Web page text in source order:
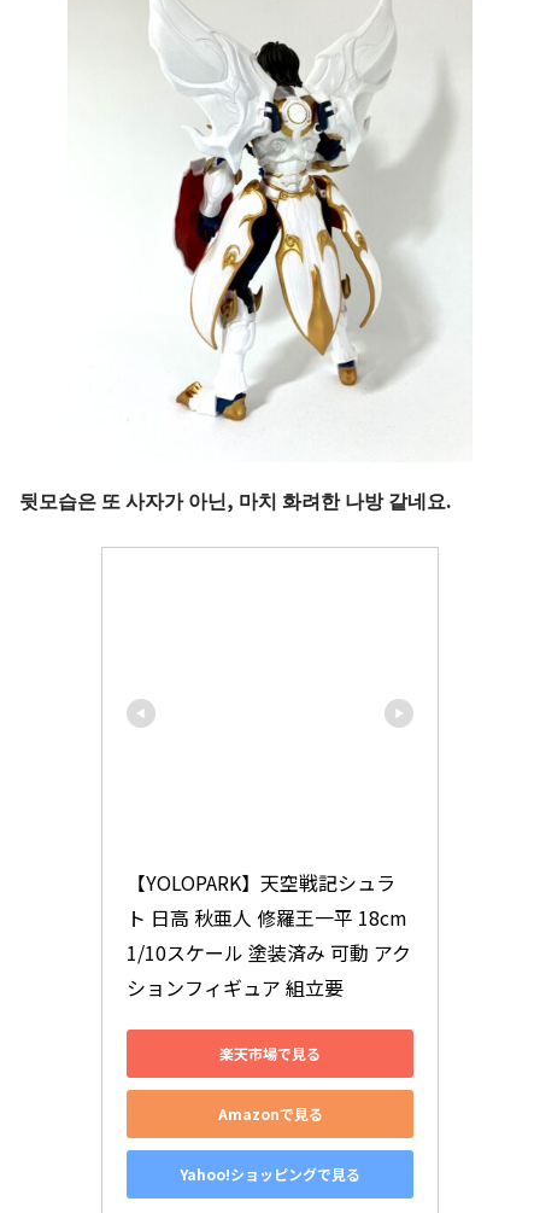
뒷모습은 또 사자가 아닌, 마치 화려한 나방 같네요.
【YOLOPARK】天空戦記シュラ
ト 日高 秋亜人 修羅王一平 18cm
1/10スケール 塗装済み 可動 アク
ションフィギュア 組立要
楽天市場で見る
Amazonで見る
Yahoo!ショッピングで見る